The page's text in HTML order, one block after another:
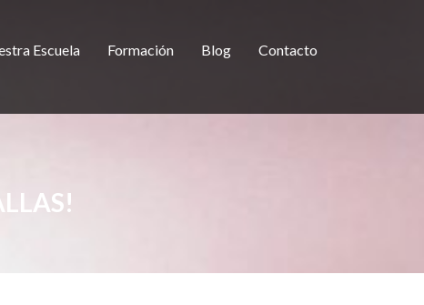
Escuela Formación Blog Contacto